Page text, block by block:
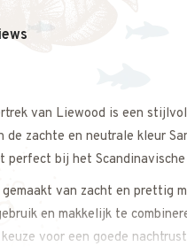
van Liewood is een
de zachte en neutrale kleur
perfect bij het
van zacht en prettig
en makkelijk te
voor een goede